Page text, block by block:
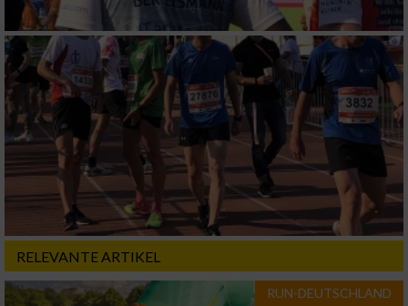
RELEVANTE ARTIKEL
RUN-DEUTSCHLAND
verschiedenen Quellen
Entwicklung und Verbesserung der Angebote
Verwendung reduzierter Daten zur Auswahl
von Inhalten
IAB-Besonderheiten:
Verwendung genauer Standortdaten
Geräte anhand von aktiv angeforderten
Informationen identifizieren